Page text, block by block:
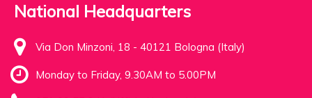
National Headquarters
Via Don Minzoni, 18 - 40121 Bologna (Italy)
Monday to Friday, 9.30AM to 5.00PM